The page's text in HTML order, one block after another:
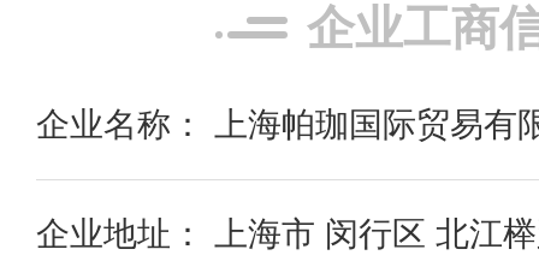
企业工商
企业名称： 上海帕珈国际贸易有
企业地址： 上海市 闵行区 北江